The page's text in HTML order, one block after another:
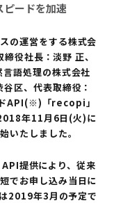
ードを加速
の運営をする株式会
役社長：淡野 正、
語処理の株式会社
区、代表取締役：
API(※)「recopi」
年11月6日(火)に
いたしました。
提供により、従来
でお申し込み当日に
2019年3月の予定で